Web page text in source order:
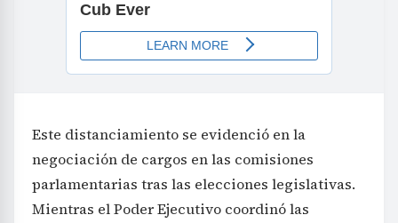
Este distanciamiento se evidenció en la
negociación de cargos en las comisiones
parlamentarias tras las elecciones legislativas.
Mientras el Poder Ejecutivo coordinó las